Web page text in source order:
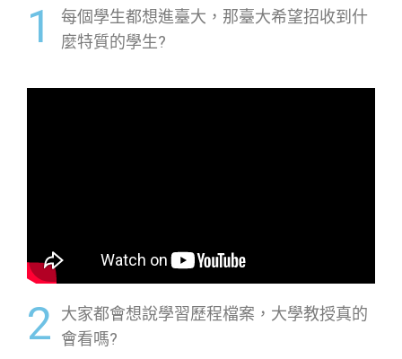
1
每個學生都想進臺大，那臺大希望招收到什
麼特質的學生?
2
大家都會想說學習歷程檔案，大學教授真的
會看嗎?